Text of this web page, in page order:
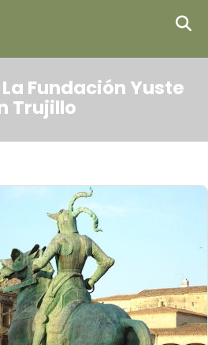
Fundación Yuste
Trujillo